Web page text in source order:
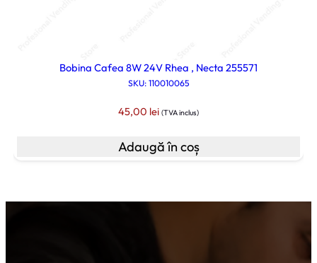
Bobina Cafea 8W 24V Rhea , Necta 255571
SKU: 110010065
45,00 lei (TVA inclus)
Adaugă în coș